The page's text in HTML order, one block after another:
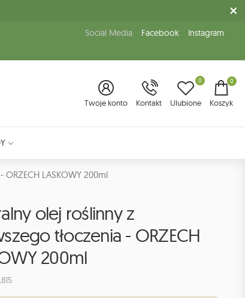
Social Media Facebook Instagram
Twoje konto Kontakt Ulubione
0 0
Koszyk
LASKOWY 200ml
olej roślinny z
tłoczenia - ORZECH
200ml